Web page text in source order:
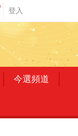
今選頻道